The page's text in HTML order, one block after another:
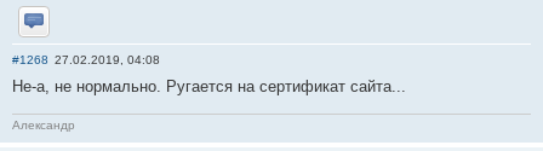
Отправить личное сообщение
#1268 27.02.2019, 04:08
Не-а, не нормально. Ругается на сертификат сайта...
Александр